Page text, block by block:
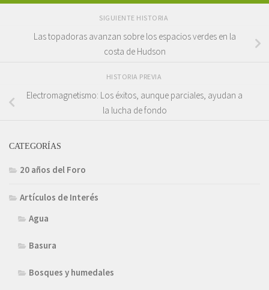
SIGUIENTE HISTORIA
Las topadoras avanzan sobre los espacios verdes en la
costa de Hudson
HISTORIA PREVIA
Electromagnetismo: Los éxitos, aunque parciales, ayudan a
la lucha de fondo
CATEGORÍAS
20 años del Foro
Artículos de Interés
Agua
Basura
Bosques y humedales